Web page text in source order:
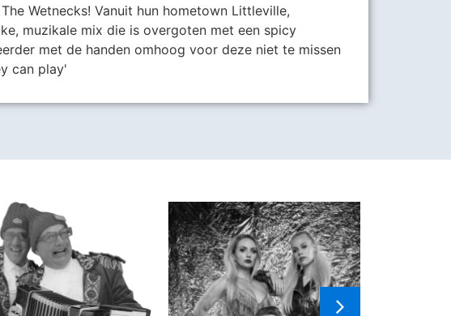
Wetnecks! Vanuit hun hometown Littleville,
muzikale mix die is overgoten met een spicy
met de handen omhoog voor deze niet te missen
can play'